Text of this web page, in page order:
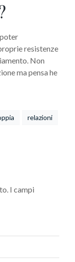
resistenze
Non
ma pensa he
relazioni
I campi